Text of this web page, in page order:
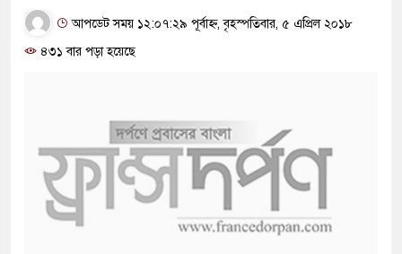
আপডেট সময় ১২:০৭:২৯ পূর্বাহ্ন, বৃহস্পতিবার, ৫ এপ্রিল ২০১৮
৪৩১ বার পড়া হয়েছে